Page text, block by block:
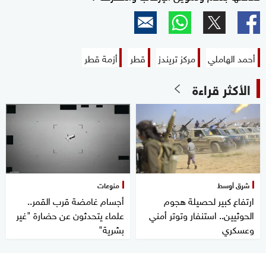
أحمد الهاملي مركز تريندز قطر أزمة قطر
الأكثر قراءة
شرق أوسط
ارتفاع كبير لحصيلة هجوم
الحوثيين.. استنفار وتوتر أمني
وعسكري
منوعات
أجسام غامضة قرب القمر..
علماء يتحدثون عن حضارة "غير
بشرية"